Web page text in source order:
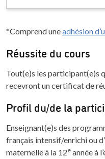
*Comprend uneadhésion
Réussite du cours
Tout(e)s les participant(e)s
recevront un certificat de
Profil du/de la
Enseignant(e)s des
français intensif/enrichi ou
maternelle à la 12e année à